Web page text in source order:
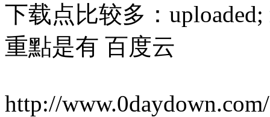
下载点比较多：
重點是有 百度云
http://www.0daydown.com/